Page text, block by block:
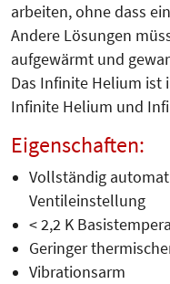
arbeiten, ohne dass
Andere Lösungen
aufgewärmt und
Das Infinite Helium ist
Infinite Helium und
Eigenschaften:
Vollständig
Ventileinstellung
< 2,2 K
Geringer
Vibrationsarm